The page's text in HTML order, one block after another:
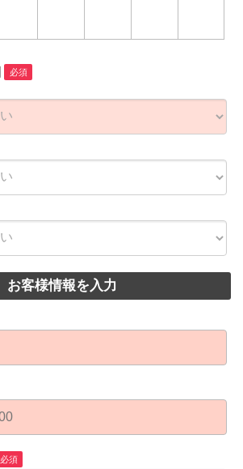
必須
お客様情報を入力
必須